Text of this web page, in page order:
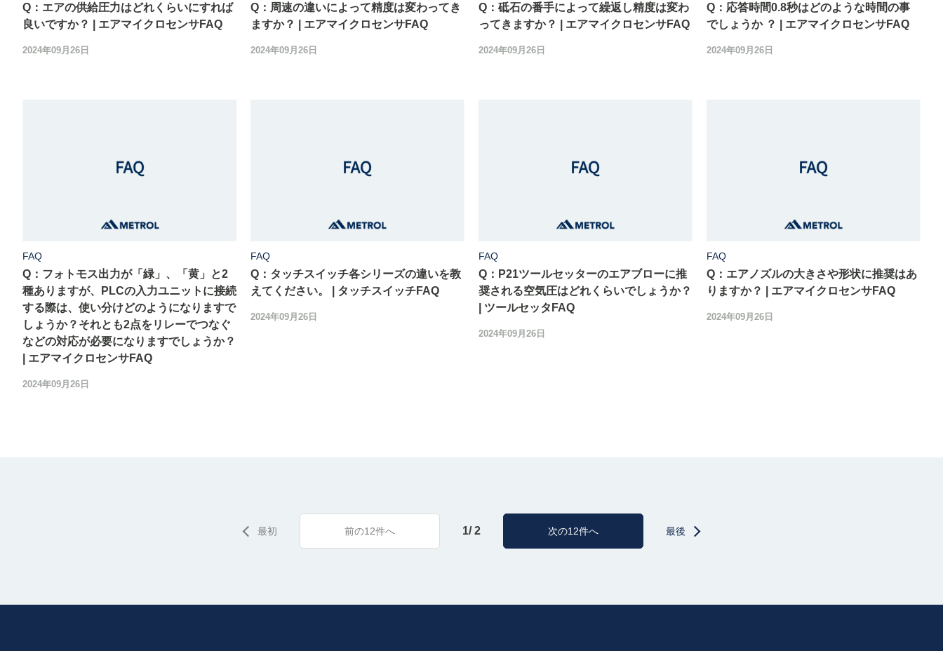
Q：エアの供給圧力はどれくらいにすれば
良いですか？ | エアマイクロセンサFAQ
2024年09月26日
Q：周速の違いによって精度は変わってき
ますか？ | エアマイクロセンサFAQ
2024年09月26日
Q：砥石の番手によって繰返し精度は変わ
ってきますか？ | エアマイクロセンサFAQ
2024年09月26日
Q：応答時間0.8秒はどのような時間の事
でしょうか ？ | エアマイクロセンサFAQ
2024年09月26日
FAQ
Q：フォトモス出力が「緑」、「黄」と2
種ありますが、PLCの入力ユニットに接続
する際は、使い分けどのようになりますで
しょうか？それとも2点をリレーでつなぐ
などの対応が必要になりますでしょうか？
| エアマイクロセンサFAQ
2024年09月26日
FAQ
Q：タッチスイッチ各シリーズの違いを教
えてください。 | タッチスイッチFAQ
2024年09月26日
FAQ
Q：P21ツールセッターのエアブローに推
奨される空気圧はどれくらいでしょうか？
| ツールセッタFAQ
2024年09月26日
FAQ
Q：エアノズルの大きさや形状に推奨はあ
りますか？ | エアマイクロセンサFAQ
2024年09月26日
最初 前の12件へ 1/ 2 次の12件へ 最後